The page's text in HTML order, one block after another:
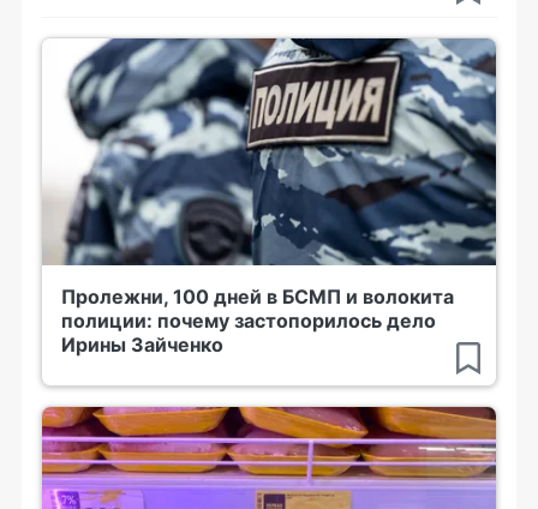
Пролежни, 100 дней в БСМП и волокита
полиции: почему застопорилось дело
Ирины Зайченко